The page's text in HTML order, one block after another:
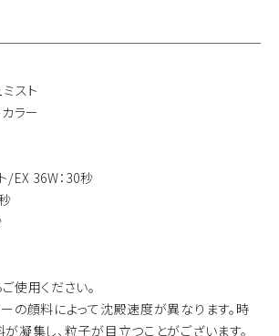
スト
ラー
/EX 36W：30秒
使用ください。
の顔料によって沈殿速度が異なります。時
凝集し、粒子が目立つことがございます。